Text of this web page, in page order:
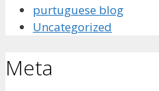
purtuguese blog
Uncategorized
Meta